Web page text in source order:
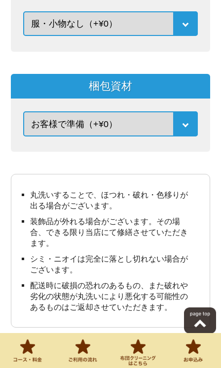
梱包資材
丸洗いすることで、ほつれ・破れ・色移りが
出る場合がございます。
装飾品が外れる場合がございます。その場
合、できる限り当店にて修繕させていただき
ます。
シミ・ニオイは完全に落とし切れない場合が
ございます。
配送時に破損の恐れのあるもの、また破れや
劣化の状態が丸洗いにより悪化する可能性の
あるものはご返却させていただきます。
上記内容に同意します